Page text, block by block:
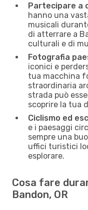
Partecipare a
hanno una
musicali
di atterrare a
culturali e di
Fotografia
iconici e
tua macchina
straordinaria
strada può
scoprire la tua
Ciclismo ed
e i paesaggi
sempre una
uffici turistici
esplorare.
Cosa fare
Bandon, OR